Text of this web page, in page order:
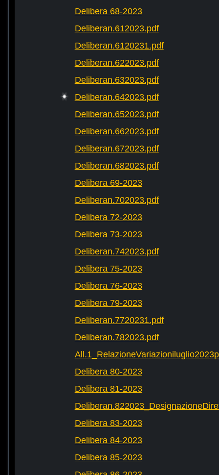
Delibera 68-2023
Deliberan.612023.pdf
Deliberan.6120231.pdf
Deliberan.622023.pdf
Deliberan.632023.pdf
Deliberan.642023.pdf
Deliberan.652023.pdf
Deliberan.662023.pdf
Deliberan.672023.pdf
Deliberan.682023.pdf
Delibera 69-2023
Deliberan.702023.pdf
Delibera 72-2023
Delibera 73-2023
Deliberan.742023.pdf
Delibera 75-2023
Delibera 76-2023
Delibera 79-2023
Deliberan.7720231.pdf
Deliberan.782023.pdf
Delibera 80-2023
Delibera 81-2023
Delibera 83-2023
Delibera 84-2023
Delibera 85-2023